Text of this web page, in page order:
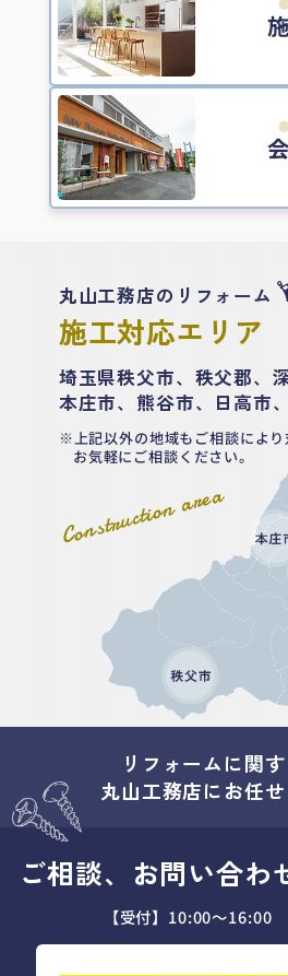
Construction area
丸山工務店のリフォーム
施工対応エリア
埼玉県秩父市、秩父郡、
本庄市、熊谷市、日高市
上記以外の地域もご相談により
お気軽にご相談ください。
リフォームに関
丸山工務店にお任せ
ご相談、お問い合わ
【受付】10:00～